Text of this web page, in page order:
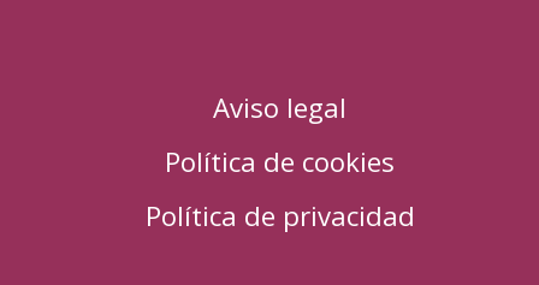
Aviso legal
Política de cookies
Política de privacidad